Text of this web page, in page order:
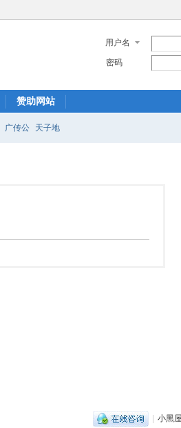
用户名
密码
赞助网站
广传公 天子地
| 小黑屋